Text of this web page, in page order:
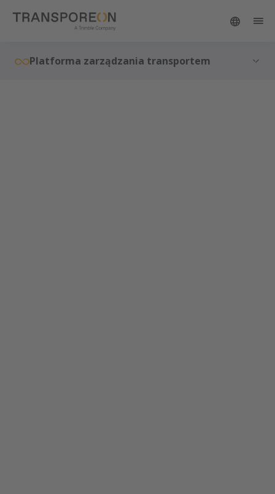
Platforma zarządzania transportem